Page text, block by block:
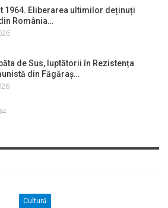
1964. Eliberarea ultimilor deținuți
România…
de Sus, luptătorii în Rezistența
din Făgăraș…
Cultură